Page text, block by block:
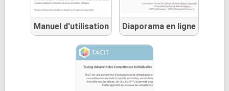
Manuel d'utilisation Diaporama en ligne